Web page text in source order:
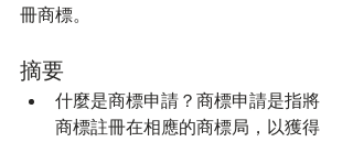
冊商標。
摘要
什麼是商標申請？商標申請是指將
商標註冊在相應的商標局，以獲得